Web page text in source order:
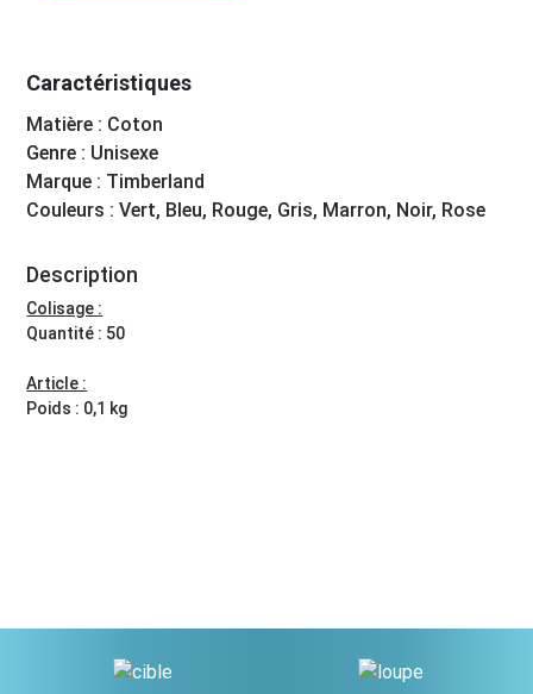
Caractéristiques
Matière : Coton
Genre : Unisexe
Marque : Timberland
Couleurs : Vert, Bleu, Rouge, Gris, Marron, Noir, Rose
Description
Colisage :
Quantité : 50
Article :
Poids : 0,1 kg